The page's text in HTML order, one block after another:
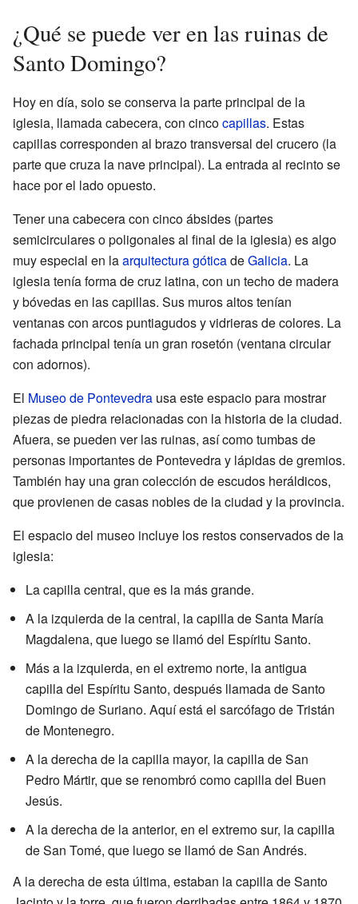
¿Qué se puede ver en las ruinas de
Santo Domingo?
Hoy en día, solo se conserva la parte principal de la
iglesia, llamada cabecera, con cincocapillas. Estas
capillas corresponden al brazo transversal del crucero (la
parte que cruza la nave principal). La entrada al recinto se
hace por el lado opuesto.
Tener una cabecera con cinco ábsides (partes
semicirculares o poligonales al final de la iglesia) es algo
muy especial en laarquitectura góticadeGalicia. La
iglesia tenía forma de cruz latina, con un techo de madera
y bóvedas en las capillas. Sus muros altos tenían
ventanas con arcos puntiagudos y vidrieras de colores. La
fachada principal tenía un gran rosetón (ventana circular
con adornos).
El Museo de Pontevedra usa este espacio para mostrar
piezas de piedra relacionadas con la historia de la ciudad.
Afuera, se pueden ver las ruinas, así como tumbas de
personas importantes de Pontevedra y lápidas de gremios.
También hay una gran colección de escudos heráldicos,
que provienen de casas nobles de la ciudad y la provincia.
El espacio del museo incluye los restos conservados de la
iglesia:
La capilla central, que es la más grande.
A la izquierda de la central, la capilla de Santa María
Magdalena, que luego se llamó del Espíritu Santo.
Más a la izquierda, en el extremo norte, la antigua
capilla del Espíritu Santo, después llamada de Santo
Domingo de Suriano. Aquí está el sarcófago de Tristán
de Montenegro.
A la derecha de la capilla mayor, la capilla de San
Pedro Mártir, que se renombró como capilla del Buen
Jesús.
A la derecha de la anterior, en el extremo sur, la capilla
de San Tomé, que luego se llamó de San Andrés.
A la derecha de esta última, estaban la capilla de Santo